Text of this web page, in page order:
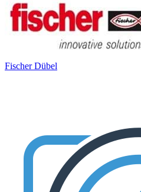
Fischer Dübel